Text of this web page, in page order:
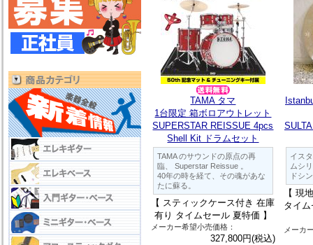
TAMA タマ
1台限定 箱ボロアウトレット
SUPERSTAR REISSUE 4pcs
Shell Kit ドラムセット
TAMA のサウンドの原点の再
臨、 Superstar Reissue 。
40年の時を経て、その魂があな
たに蘇る。
【 スティックケース付き 在庫
有り タイムセール 夏特価 】
メーカー希望小売価格：
327,800円(税込)
イス
ムシ
ドシ
【 現
タイ
メーカ